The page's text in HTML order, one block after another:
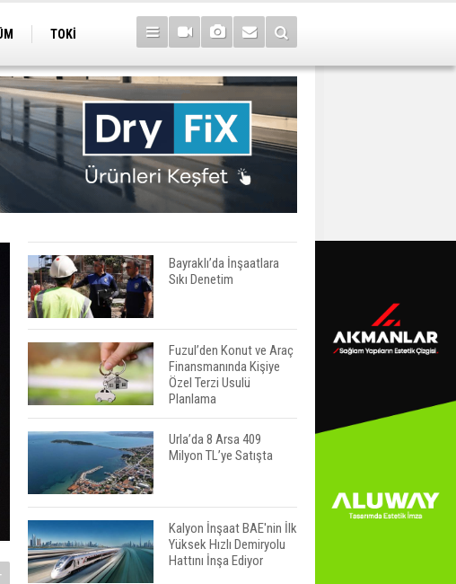
TOKİ
Bayraklı’da İnşaatlara
Sıkı Denetim
Fuzul’den Konut ve Araç
Finansmanında Kişiye
Özel Terzi Usulü
Planlama
Urla’da 8 Arsa 409
Milyon TL’ye Satışta
Kalyon İnşaat BAE'nin İlk
Yüksek Hızlı Demiryolu
Hattını İnşa Ediyor